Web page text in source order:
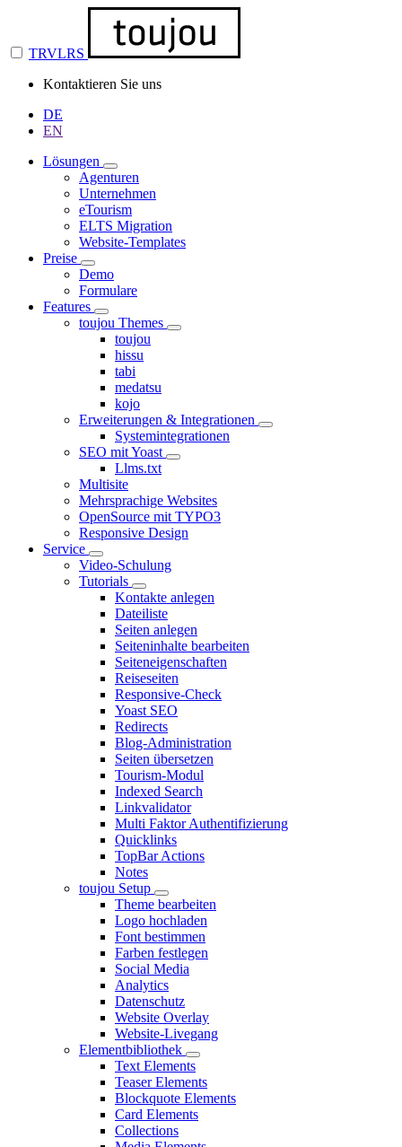
TRVLRS
Kontaktieren Sie uns
DE
EN
Lösungen
Agenturen
Unternehmen
eTourism
ELTS Migration
Website-Templates
Preise
Demo
Formulare
Features
toujou Themes
toujou
hissu
tabi
medatsu
kojo
Erweiterungen & Integrationen
Systemintegrationen
SEO mit Yoast
Llms.txt
Multisite
Mehrsprachige Websites
OpenSource mit TYPO3
Responsive Design
Service
Video-Schulung
Tutorials
Kontakte anlegen
Dateiliste
Seiten anlegen
Seiteninhalte bearbeiten
Seiteneigenschaften
Reiseseiten
Responsive-Check
Yoast SEO
Redirects
Blog-Administration
Seiten übersetzen
Tourism-Modul
Indexed Search
Linkvalidator
Multi Faktor Authentifizierung
Quicklinks
TopBar Actions
Notes
toujou Setup
Theme bearbeiten
Logo hochladen
Font bestimmen
Farben festlegen
Social Media
Analytics
Datenschutz
Website Overlay
Website-Livegang
Elementbibliothek
Text Elements
Teaser Elements
Blockquote Elements
Card Elements
Collections